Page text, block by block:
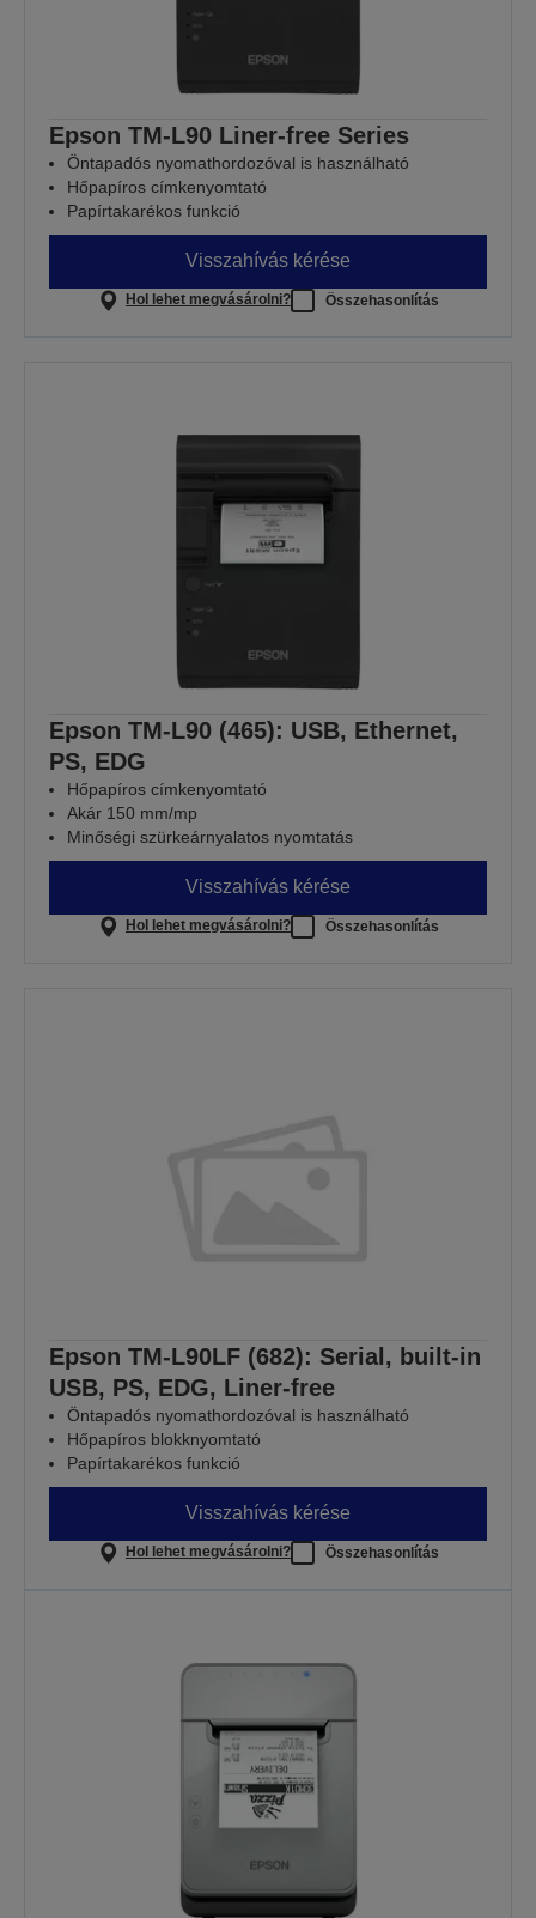
Epson TM-L90 Liner-free Series
Öntapadós nyomathordozóval is használható
Hőpapíros címkenyomtató
Papírtakarékos funkció
Visszahívás kérése
Hol lehet megvásárolni? Összehasonlítás
Epson TM-L90 (465): USB, Ethernet,
PS, EDG
Hőpapíros címkenyomtató
Akár 150 mm/mp
Minőségi szürkeárnyalatos nyomtatás
Visszahívás kérése
Hol lehet megvásárolni? Összehasonlítás
Epson TM-L90LF (682): Serial, built-in
USB, PS, EDG, Liner-free
Öntapadós nyomathordozóval is használható
Hőpapíros blokknyomtató
Papírtakarékos funkció
Visszahívás kérése
Hol lehet megvásárolni? Összehasonlítás